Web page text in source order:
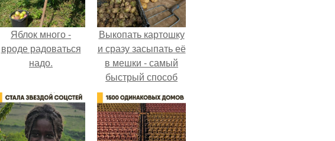
Яблок много -
вроде радоваться
надо.
Выкопать картошку
и сразу засыпать её
в мешки - самый
быстрый способ
спрятать вместе с
урожаем гниль,
порезы и больные
клубни.